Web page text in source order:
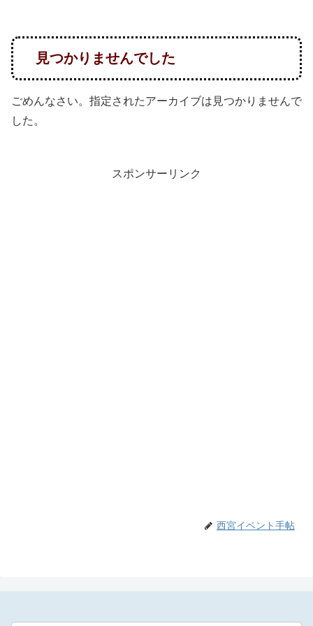
見つかりませんでした
ごめんなさい。指定されたアーカイブは見つかりませんで
した。
スポンサーリンク
西宮イベント手帖